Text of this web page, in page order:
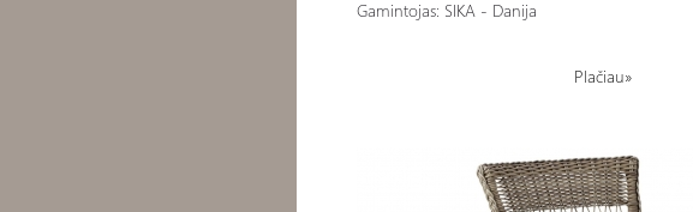
Gamintojas: SIKA - Danija
Plačiau»